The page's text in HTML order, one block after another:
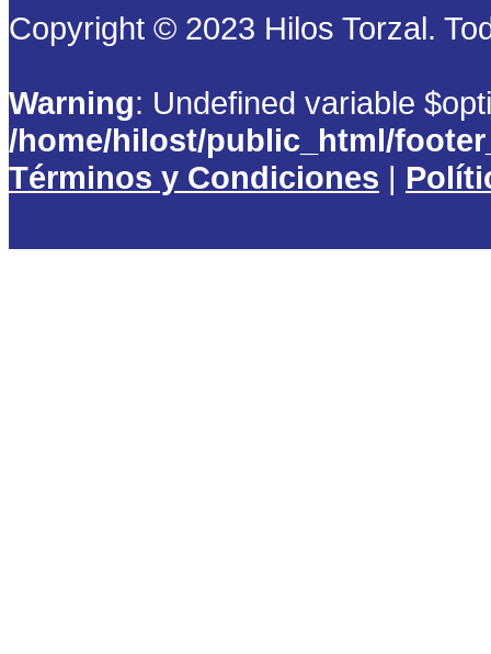
Copyright © 2023 Hilos Torzal.
Warning: Undefined variable
/home/hilost/public_html/
Términos y Condiciones |